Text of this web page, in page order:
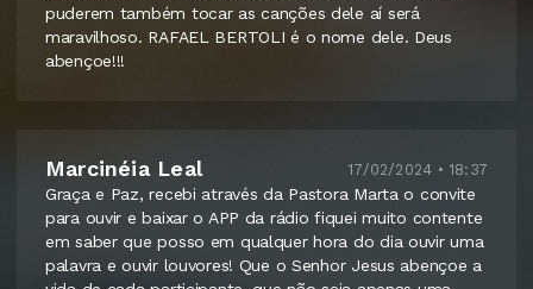
puderem também tocar as canções dele aí será
maravilhoso. RAFAEL BERTOLI é o nome dele. Deus
abençoe!!!
Marcinéia Leal 17/02/2024 • 18:37
Graça e Paz, recebi através da Pastora Marta o convite
para ouvir e baixar o APP da rádio fiquei muito contente
em saber que posso em qualquer hora do dia ouvir uma
palavra e ouvir louvores! Que o Senhor Jesus abençoe a